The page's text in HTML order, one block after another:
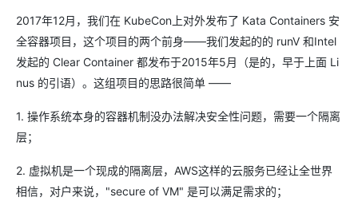
2017年12月，我们在 KubeCon上对外发布了 Kata Containers 安
全容器项目，这个项目的两个前身——我们发起的的 runV 和Intel
发起的 Clear Container 都发布于2015年5月（是的，早于上面 Li
nus 的引语）。这组项目的思路很简单 ——
1. 操作系统本身的容器机制没办法解决安全性问题，需要一个隔离
层；
2. 虚拟机是一个现成的隔离层，AWS这样的云服务已经让全世界
相信，对户来说，"secure of VM" 是可以满足需求的；